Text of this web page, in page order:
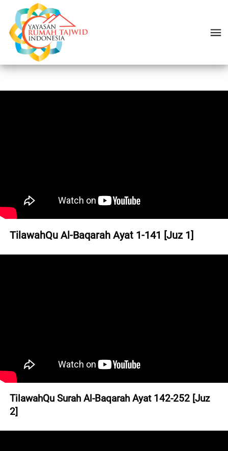
TilawahQu Al-Baqarah Ayat 1-141 [Juz 1]
TilawahQu Surah Al-Baqarah Ayat 142-252 [Juz
2]